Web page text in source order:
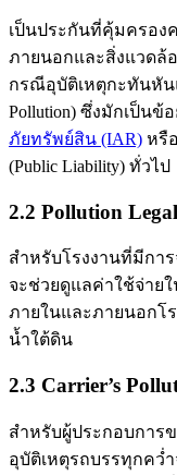
เป็นประกันที่คุ้มครอง
ภายนอกและสิ่งแวดล้
กรณีอุบัติเหตุกะทันหัน
Pollution) ซึ่งมักเป็นข้
ภัยทรัพย์สิน (IAR) หรื
(Public Liability) ทั่วไป
2.2 Pollution
สำหรับโรงงานที่มีกา
จะช่วยดูแลค่าใช้จ่ายใ
ภายในและภายนอกโ
น้ำใต้ดิน
2.3 Carrier’s
สำหรับผู้ประกอบการ
อุบัติเหตุรถบรรทุกคว่